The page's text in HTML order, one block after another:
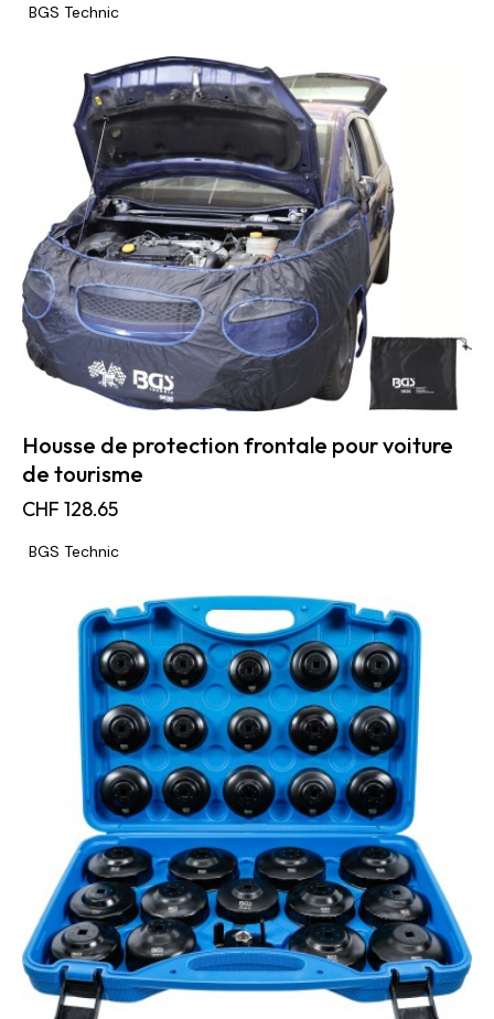
BGS Technic
Housse de protection frontale pour voiture
de tourisme
CHF 128.65
BGS Technic